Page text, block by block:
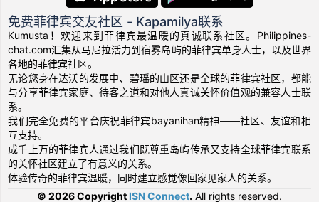
免费菲律宾交友社区 - Kapamilya联系
Kumusta！欢迎来到菲律宾最温暖的真诚联系社区。Philippines-
chat.com汇集从马尼拉活力到宿雾岛屿的菲律宾单身人士，以及世界
各地的菲律宾社区。
无论您身在达沃的发展中、碧瑶的山区还是全球的菲律宾社区，都能
与分享菲律宾家庭、待客之道和对他人真诚关怀价值观的兼容人士联
系。
我们完全免费的平台庆祝菲律宾bayanihan精神——社区、友谊和相
互支持。
成千上万的菲律宾人通过我们既尊重岛屿传承又支持全球菲律宾联系
的关怀社区建立了有意义的关系。
体验传奇的菲律宾温暖，同时建立感觉像回家见家人的关系。
© 2026 Copyright ISN Connect. All rights reserved.